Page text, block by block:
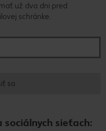
už dva dni pred
schránke.
sa
sieťach: